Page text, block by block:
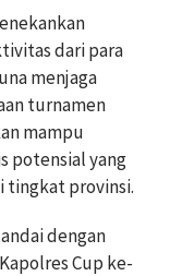
dari para
menjaga
turnamen
mampu
potensial yang
tingkat provinsi.
dengan
Cup ke-